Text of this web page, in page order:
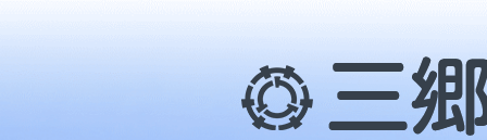
三
郷